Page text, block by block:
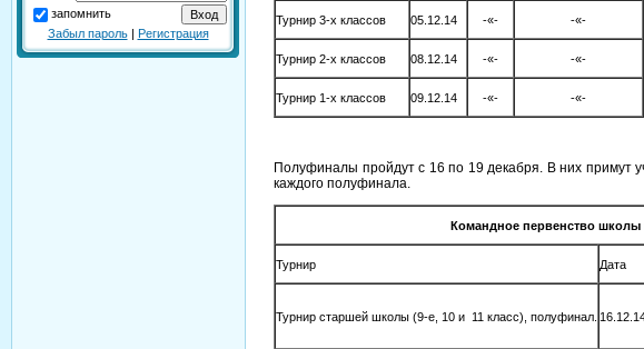
запомнить
Забыл пароль| Регистрация
Турнир 3-х классов 05.12.14 -«- -«-
Турнир 2-х классов 08.12.14 -«- -«-
Турнир 1-х классов 09.12.14 -«- -«-
Полуфиналы пройдут с 16 по 19 декабря. В них примут
каждого полуфинала.
Командное первенство школы
Турнир Дата
Турнир старшей школы (9-е, 10 и 11 класс), полуфинал.